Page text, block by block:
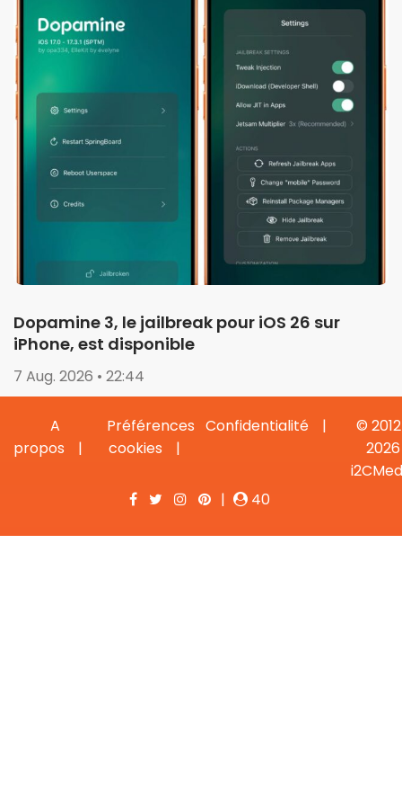
Dopamine 3, le jailbreak pour iOS 26 sur
iPhone, est disponible
7 Aug. 2026 • 22:44
A
propos
Préférences
cookies
Confidentialité
©
2026
|
40